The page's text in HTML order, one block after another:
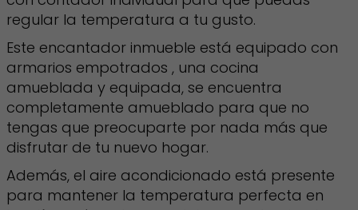
regular la temperatura a tu gusto.
Este encantador inmueble está equipado con
armarios empotrados , una cocina
amueblada y equipada, se encuentra
completamente amueblado para que no
tengas que preocuparte por nada más que
disfrutar de tu nuevo hogar.
Además, el aire acondicionado está presente
para mantener la temperatura perfecta en